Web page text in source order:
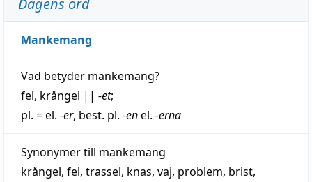
Mankemang
Vad betyder mankemang?
fel, krångel || -et;
pl. = el. -er, best. pl. -enel. -erna
Synonymer till mankemang
krångel, fel, trassel, knas, vaj, problem, brist,